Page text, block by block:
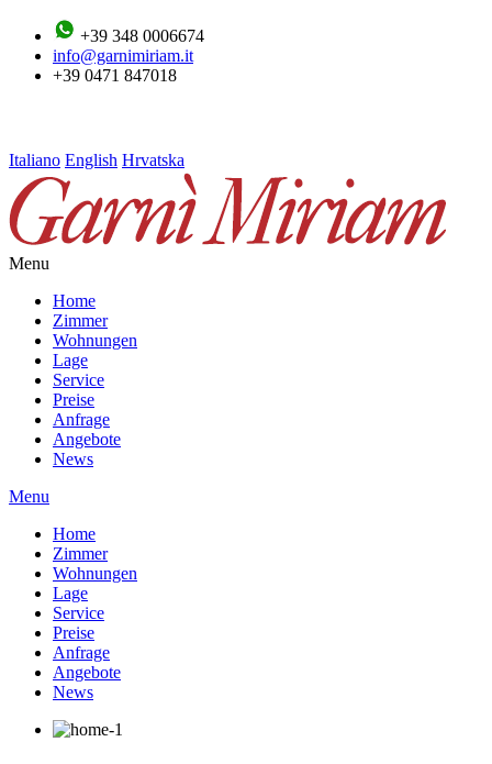
+39 348 0006674
info@garnimiriam.it
+39 0471 847018
Italiano English Hrvatska
Menu
Home
Zimmer
Wohnungen
Lage
Service
Preise
Anfrage
Angebote
News
Menu
Home
Zimmer
Wohnungen
Lage
Service
Preise
Anfrage
Angebote
News